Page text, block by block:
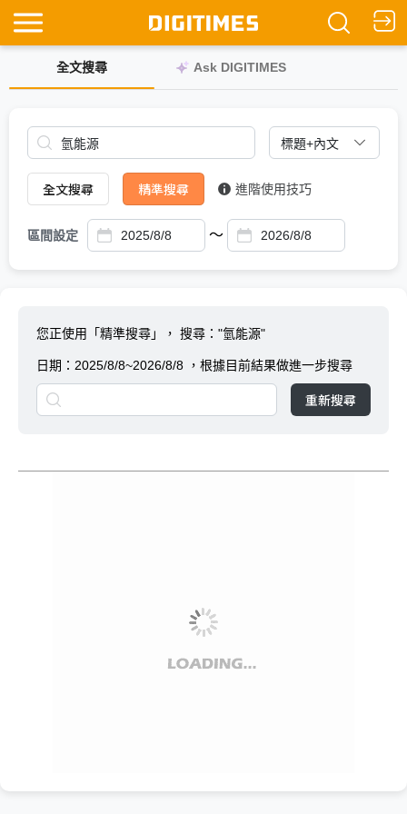
全文搜尋 Ask DIGITIMES
全文搜尋 精準搜尋 進階使用技巧
區間設定 ～
您正使用「精準搜尋」， 搜尋："氫能源"
日期： 2025/8/8~2026/8/8 ，根據目前結果做進一步搜尋
重新搜尋